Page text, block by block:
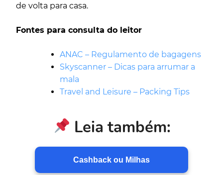
de volta para casa.
Fontes para consulta do leitor
ANAC – Regulamento de bagagens
Skyscanner – Dicas para arrumar a
mala
Travel and Leisure – Packing Tips
Leia também:
Cashback ou Milhas